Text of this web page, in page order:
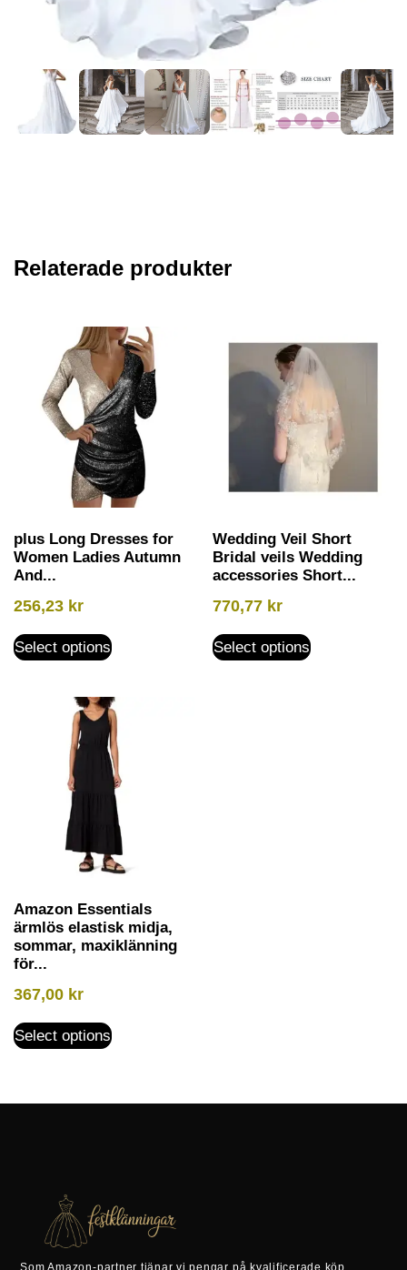
Relaterade produkter
plus Long Dresses for
Women Ladies Autumn
And...
256,23 kr
Select options
Wedding Veil Short
Bridal veils Wedding
accessories Short...
770,77 kr
Select options
Amazon Essentials
ärmlös elastisk midja,
sommar, maxiklänning
för...
367,00 kr
Select options